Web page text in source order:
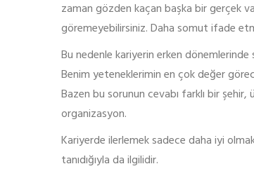
zaman gözden kaçan başka bir gerçek
göremeyebilirsiniz. Daha somut ifade
Bu nedenle kariyerin erken
Benim yeteneklerimin en çok değer
Bazen bu sorunun cevabı farklı bir
organizasyon.
Kariyerde ilerlemek sadece daha iyi
tanıdığıyla da ilgilidir.